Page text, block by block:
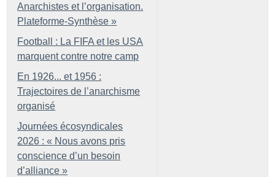
Anarchistes et l’organisation.
Plateforme-Synthèse »
Football : La FIFA et les USA
marquent contre notre camp
En 1926... et 1956 :
Trajectoires de l’anarchisme
organisé
Journées écosyndicales
2026 : « Nous avons pris
conscience d’un besoin
d’alliance »